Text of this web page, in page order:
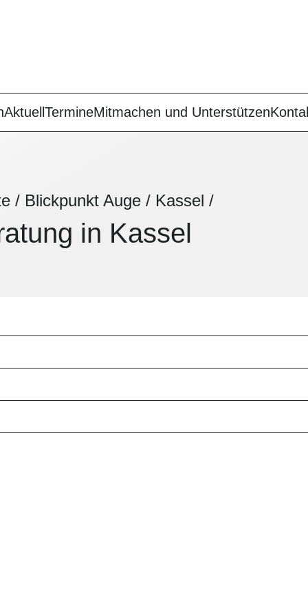
Aktuell TermineMitmachen und Unterstützen
/ Blickpunkt Auge / Kassel /
in Kassel